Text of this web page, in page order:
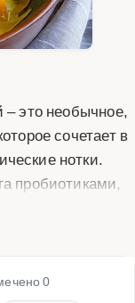
– это необычное,
сочетает в
нотки.
пробиотиками,
мощными
0